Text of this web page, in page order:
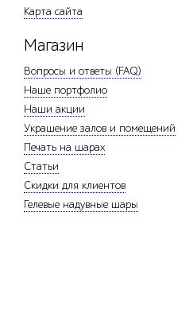
Карта сайта
Магазин
Вопросы и ответы (FAQ)
Наше портфолио
Наши акции
Украшение залов и помещений
Печать на шарах
Статьи
Скидки для клиентов
Гелевые надувные шары